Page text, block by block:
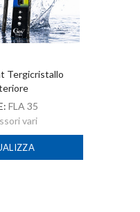
Tergicristallo
FLA 35
vari